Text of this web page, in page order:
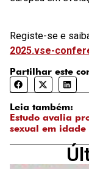
Registe-se e
2025.vse-
Partilhar este
Leia também:
Estudo avalia
sexual em